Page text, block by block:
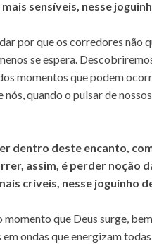
sensíveis, nesse
por que os corredores não
se espera.
momentos que podem
quando o pulsar de
dentro deste encanto,
assim, é perder noção
críveis, nesse joguinho
que Deus surge,
ondas que energizam